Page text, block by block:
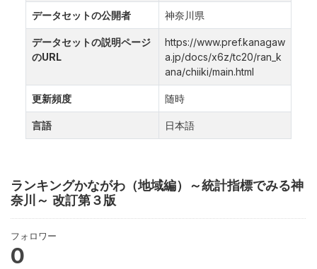
ランキングかながわ（地域編）～統計指標でみる神
奈川～ 改訂第３版
フォロワー
0
データセットの公開者 神奈川県
データセットの説明ページ
のURL
https://www.pref.kanagaw
a.jp/docs/x6z/tc20/ran_k
ana/chiiki/main.html
更新頻度 随時
言語 日本語